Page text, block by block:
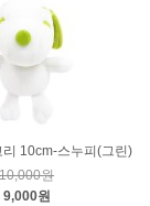
리 10cm-스누피(그린)
10,000원
9,000원